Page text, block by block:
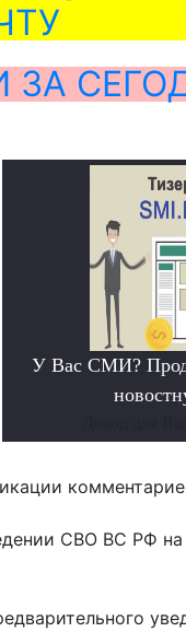
ЗА
У Вас СМИ?
СВО ВС РФ